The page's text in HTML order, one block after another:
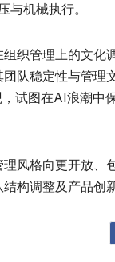
机械执行。
织管理上的文化
队稳定性与管理
试图在AI浪潮中
风格向更开放、
构调整及产品创